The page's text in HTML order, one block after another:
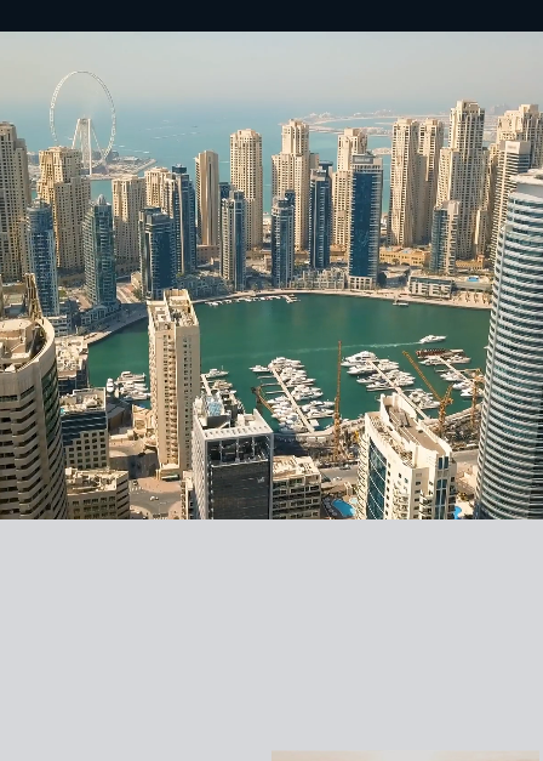
POZNAJ WSZYSTKIE DOSTĘPNE NIERUCHOMOŚCI
MERIVA BY
ELLINGTON
PASSO BY
BEYOND
SOBHA
YACHTSIDE
MARINA
SOBHA
PRISTINE
BEACH
RESIDENCES